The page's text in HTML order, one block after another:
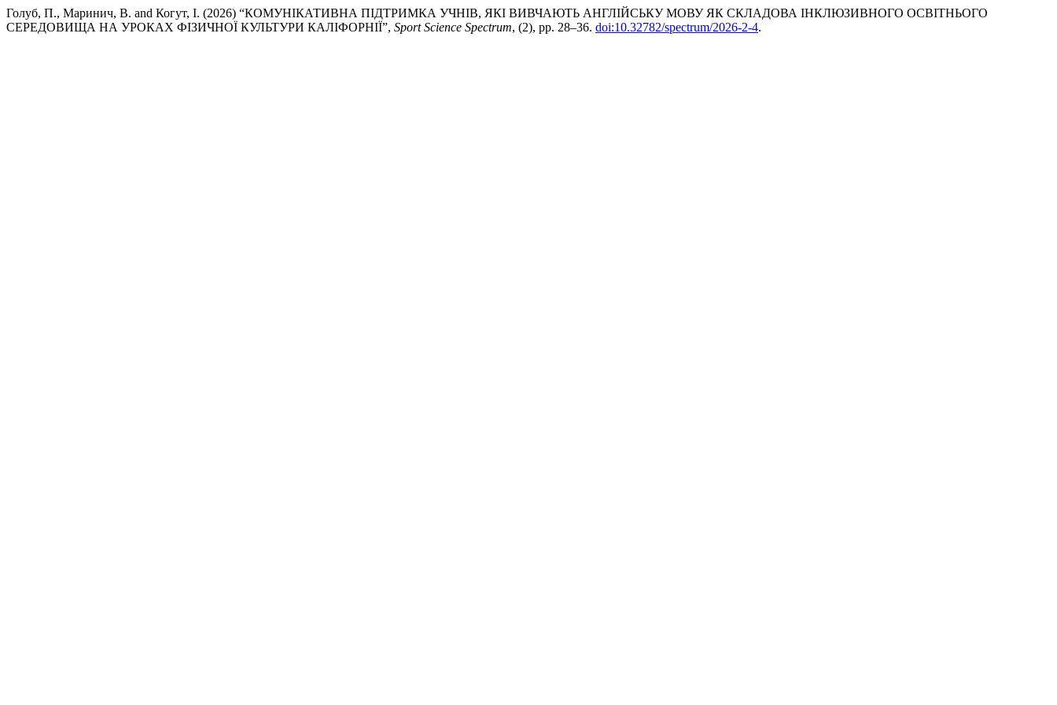
Голуб, П., Маринич, В. and Когут, І. (2026) “КОМУНІКАТИВНА ПІДТРИМКА УЧНІВ, ЯКІ ВИВЧАЮТЬ АНГЛІЙСЬКУ МОВУ ЯК СКЛАДОВА ІНКЛЮЗИВНОГО ОСВІТНЬОГО
СЕРЕДОВИЩА НА УРОКАХ ФІЗИЧНОЇ КУЛЬТУРИ КАЛІФОРНІЇ”, Sport Science Spectrum, (2), pp. 28–36. doi:10.32782/spectrum/2026-2-4.